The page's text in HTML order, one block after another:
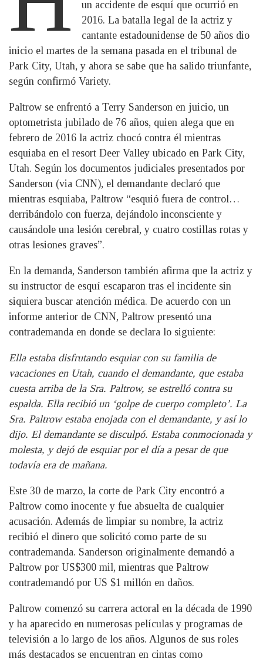
un accidente de esquí que ocurrió en
2016. La batalla legal de la actriz y
cantante estadounidense de 50 años dio
inicio el martes de la semana pasada en el tribunal de
Park City, Utah, y ahora se sabe que ha salido triunfante,
según confirmó Variety.
Paltrow se enfrentó a Terry Sanderson en juicio, un
optometrista jubilado de 76 años, quien alega que en
febrero de 2016 la actriz chocó contra él mientras
esquiaba en el resort Deer Valley ubicado en Park City,
Utah. Según los documentos judiciales presentados por
Sanderson (via CNN), el demandante declaró que
mientras esquiaba, Paltrow “esquió fuera de control…
derribándolo con fuerza, dejándolo inconsciente y
causándole una lesión cerebral, y cuatro costillas rotas y
otras lesiones graves”.
En la demanda, Sanderson también afirma que la actriz y
su instructor de esquí escaparon tras el incidente sin
siquiera buscar atención médica. De acuerdo con un
informe anterior de CNN, Paltrow presentó una
contrademanda en donde se declara lo siguiente:
Ella estaba disfrutando esquiar con su familia de
vacaciones en Utah, cuando el demandante, que estaba
cuesta arriba de la Sra. Paltrow, se estrelló contra su
espalda. Ella recibió un ‘golpe de cuerpo completo’. La
Sra. Paltrow estaba enojada con el demandante, y así lo
dijo. El demandante se disculpó. Estaba conmocionada y
molesta, y dejó de esquiar por el día a pesar de que
todavía era de mañana.
Este 30 de marzo, la corte de Park City encontró a
Paltrow como inocente y fue absuelta de cualquier
acusación. Además de limpiar su nombre, la actriz
recibió el dinero que solicitó como parte de su
contrademanda. Sanderson originalmente demandó a
Paltrow por US$300 mil, mientras que Paltrow
contrademandó por US $1 millón en daños.
Paltrow comenzó su carrera actoral en la década de 1990
y ha aparecido en numerosas películas y programas de
televisión a lo largo de los años. Algunos de sus roles
más destacados se encuentran en cintas como